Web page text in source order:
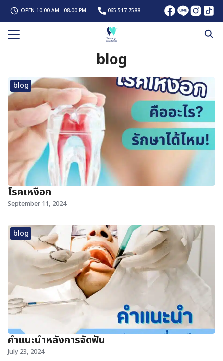
Skip
content
OPEN 10.00 AM - 08.00 PM 065-517-7588
เรา
นตกรรม
ทย์
า
blog
blog
โรคเหงือก
September 11, 2024
blog
คำแนะนำหลังการจัดฟัน
July 23, 2024